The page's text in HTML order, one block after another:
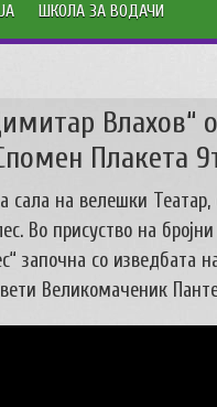
ШКОЛА ЗА ВОДАЧИ
Влахов“
Плакета
сала на велешки
Во присуство на
започна со
Великомаченик